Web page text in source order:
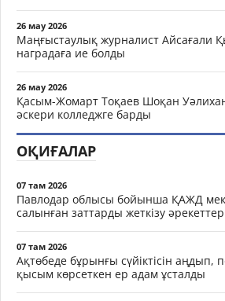
26 мау 2026
Маңғыстаулық журналист Айсағали
наградаға ие болды
26 мау 2026
Қасым-Жомарт Тоқаев Шоқан
әскери колледжге барды
ОҚИҒАЛАР
07 там 2026
Павлодар облысы бойынша ҚАЖД
салынған заттарды жеткізу
07 там 2026
Ақтөбеде бұрынғы сүйіктісін аңдып,
қысым көрсеткен ер адам ұсталды